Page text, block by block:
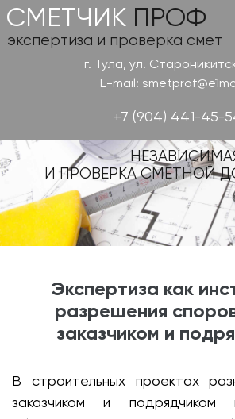
СМЕТЧИК ПРОФ
экспертиза и проверка смет
г. Тула, ул.
E-mail:
+7 (904) 441-45-
И ПРОВЕРКА СМЕТНОЙ
Экспертиза как
разрешения
заказчиком и
В строительных проектах
заказчиком и подрядчиком